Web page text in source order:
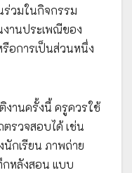
ร่วมในกิจกรรม
านประเพณีของ
อการเป็นส่วนหนึ่ง
งานครั้งนี้ ครูควรใช้
รวจสอบได้ เช่น
นักเรียน ภาพถ่าย
หลังสอน แบบ